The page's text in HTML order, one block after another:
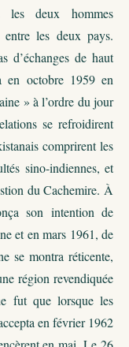
deux hommes
entre les deux pays.
d’échanges de haut
en octobre 1959 en
» à l’ordre du jour
se refroidirent
comprirent les
sino-indiennes, et
du Cachemire. À
son intention de
et en mars 1961, de
se montra réticente,
région revendiquée
fut que lorsque les
en février 1962